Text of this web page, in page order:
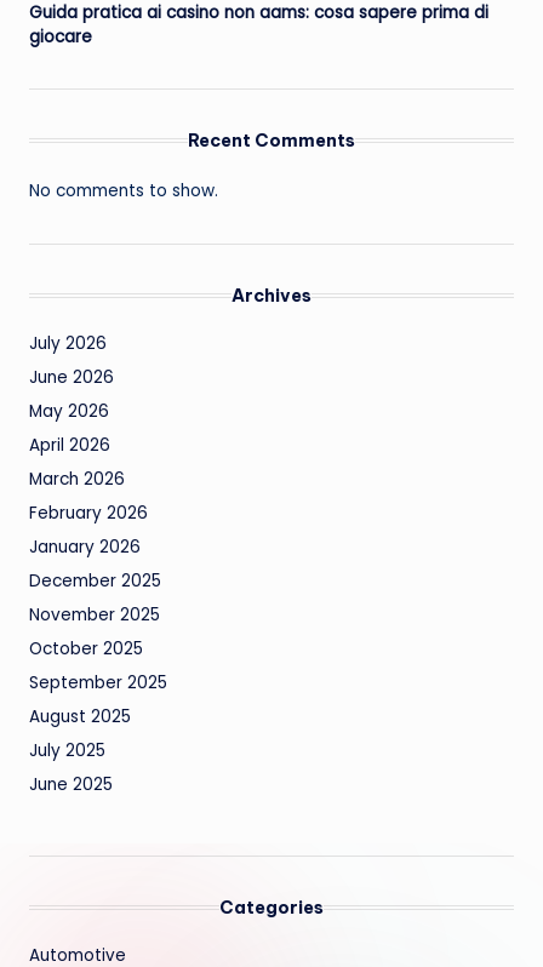
Guida pratica ai casino non aams: cosa sapere prima di
giocare
Recent Comments
No comments to show.
Archives
July 2026
June 2026
May 2026
April 2026
March 2026
February 2026
January 2026
December 2025
November 2025
October 2025
September 2025
August 2025
July 2025
June 2025
Categories
Automotive